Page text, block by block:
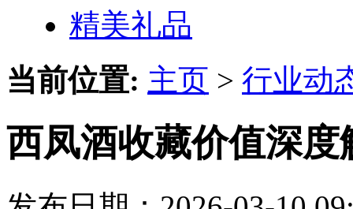
精美礼品
当前位置: 主页 > 行业动
西凤酒收藏价值深度